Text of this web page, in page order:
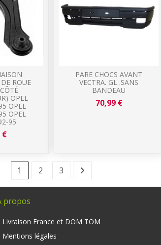
ROUE
OPEL
OPEL
OPEL
95
€
PARE CHOCS AVANT
VECTRA. GL .SANS
BANDEAU
70,99 €
1 2 3
propos
Livraison France et DOM TOM
Mentions légales